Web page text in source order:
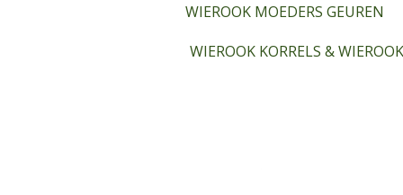
WIEROOK MOEDERS GEUREN
WIEROOK KORRELS &